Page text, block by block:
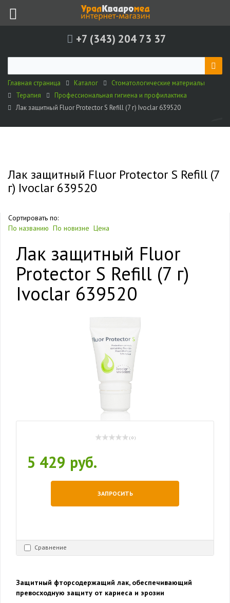
+7 (343) 204 73 37
Главная страница Каталог
Стоматологические материалы
Терапия
Профессиональная гигиена и профилактика
Лак защитный Fluor Protector S Refill (7 г) Ivoclar 639520
Лак защитный Fluor Protector S Refill (7
г) Ivoclar 639520
Сортировать по:
По названию По новизне Цена
Лак защитный Fluor
Protector S Refill (7 г)
Ivoclar 639520
( 0 )
5 429 руб.
ЗАПРОСИТЬ
Сравнение
Защитный фторсодержащий лак, обеспечивающий
превосходную защиту от кариеса и эрозии